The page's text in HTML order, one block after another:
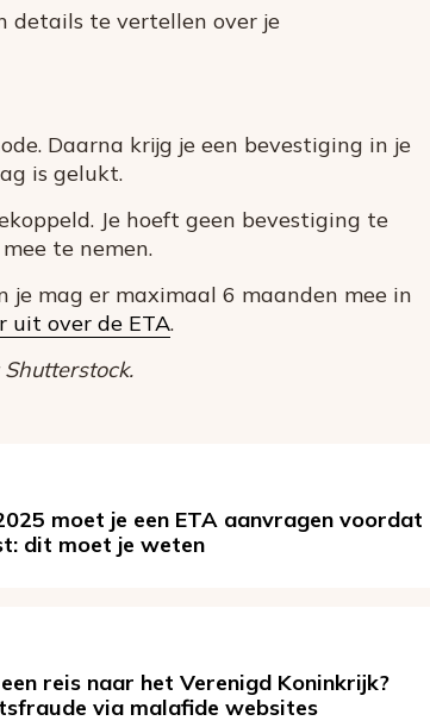
details te vertellen over je
Daarna krijg je een bevestiging in je
is gelukt.
Je hoeft geen bevestiging te
te nemen.
je mag er maximaal 6 maanden mee in
uit over de ETA.
moet je een ETA aanvragen voordat
dit moet je weten
reis naar het Verenigd Koninkrijk?
via malafide websites